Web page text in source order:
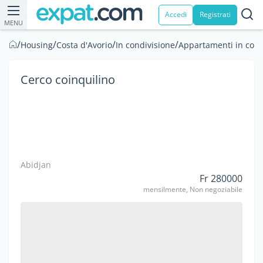
MENU
Accedi Registrati
/Housing/Costa d'Avorio/In condivisione/Appartamenti in
Cerco coinquilino
Abidjan
Fr 280000
mensilmente, Non negoziabile